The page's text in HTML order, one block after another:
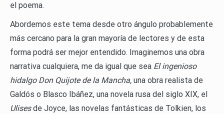
el poema.
Abordemos este tema desde otro ángulo probablemente
más cercano para la gran mayoría de lectores y de esta
forma podrá ser mejor entendido. Imaginemos una obra
narrativa cualquiera, me da igual que sea El ingenioso
hidalgo Don Quijote de la Mancha, una obra realista de
Galdós o Blasco Ibáñez, una novela rusa del siglo XIX, el
Ulisesde Joyce, las novelas fantásticas de Tolkien, los